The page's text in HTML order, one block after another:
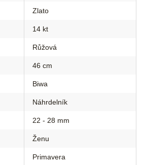
Zlato
14 kt
Růžová
46 cm
Biwa
Náhrdelník
22 - 28 mm
Ženu
Primavera